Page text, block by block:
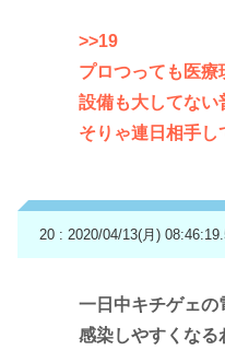
>>19
プロつっても医
設備も大してない
そりゃ連日相手
20 : 2020/04/13(月)
一日中キチゲェの
感染しやすくなる